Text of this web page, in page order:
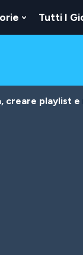
Show
Submenu
Tutti I
creare playlist